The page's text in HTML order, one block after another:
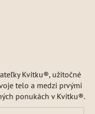
Kvitku®, užitočné
telo a medzi prvými
ponukách v Kvitku®.